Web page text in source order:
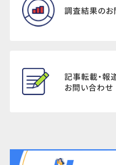
調査結果の
記事転載・報
お問い合わせ